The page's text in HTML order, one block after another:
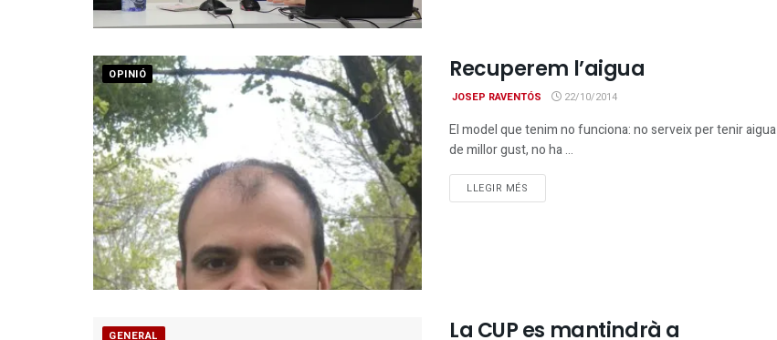
OPINIÓ Recuperem l’aigua
JOSEP RAVENTÓS 22/10/2014
El model que tenim no funciona: no serveix per tenir aigua
de millor gust, no ha ...
LLEGIR MÉS
GENERAL La CUP es mantindrà a